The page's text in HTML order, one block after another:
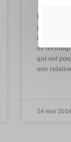
D’après
publiques
relations
de
qui ont
une
24 mai 2016